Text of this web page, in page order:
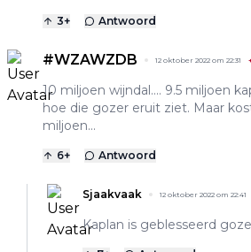
3+ Antwoord
#WZAWZDB 12 oktober 2022 om 22:31
10 miljoen wijndal.... 9.5 miljoen
hoe die gozer eruit ziet. Maar
miljoen...
6+ Antwoord
Sjaakvaak 12 oktober 2022 om 22:41
Kaplan is geblesseerd